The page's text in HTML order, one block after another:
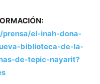
el-inah-dona-
biblioteca-de-la-
de-tepic-nayarit?